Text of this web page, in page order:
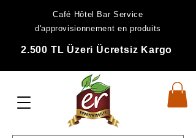
Café Hôtel Bar Service
d'approvisionnement en produits
2.500 TL Üzeri Ücretsiz Kargo